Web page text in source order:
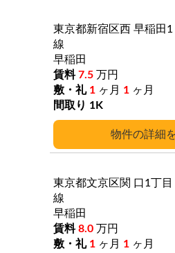
詳細
東京都新宿区西 早稲田1
線
早稲田
7.5 万円
1 ヶ月 1 ヶ月
1K
東京都文京区関 口1丁目
線
早稲田
8.0 万円
1 ヶ月 1 ヶ月